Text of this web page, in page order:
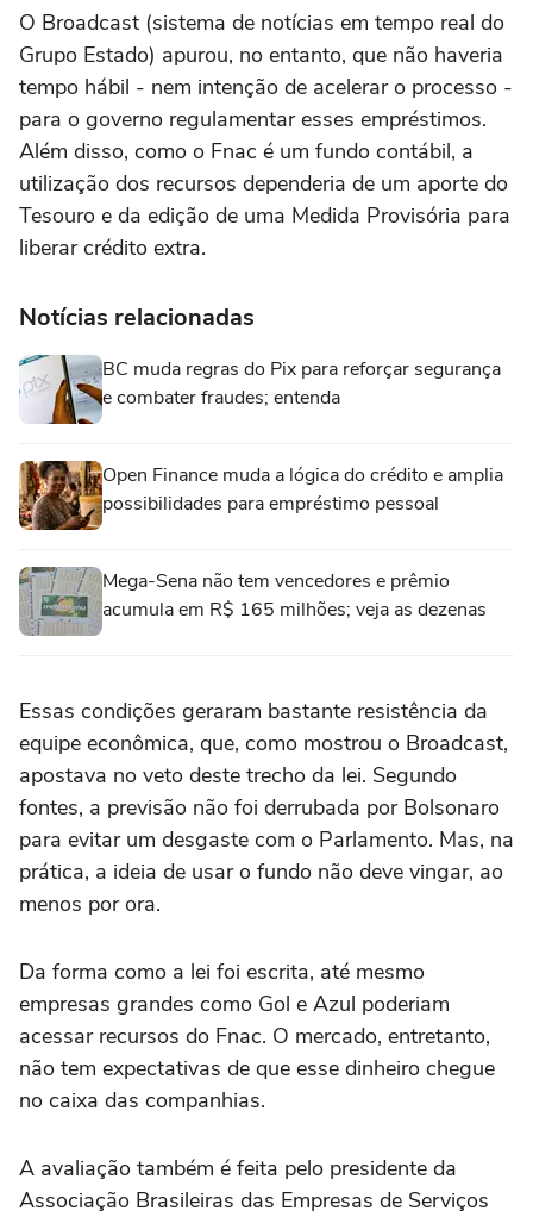
O Broadcast (sistema de notícias em tempo real do
Grupo Estado) apurou, no entanto, que não haveria
tempo hábil - nem intenção de acelerar o processo -
para o governo regulamentar esses empréstimos.
Além disso, como o Fnac é um fundo contábil, a
utilização dos recursos dependeria de um aporte do
Tesouro e da edição de uma Medida Provisória para
liberar crédito extra.
Notícias relacionadas
BC muda regras do Pix para reforçar segurança
e combater fraudes; entenda
Open Finance muda a lógica do crédito e amplia
possibilidades para empréstimo pessoal
Mega-Sena não tem vencedores e prêmio
acumula em R$ 165 milhões; veja as dezenas
Essas condições geraram bastante resistência da
equipe econômica, que, como mostrou o Broadcast,
apostava no veto deste trecho da lei. Segundo
fontes, a previsão não foi derrubada por Bolsonaro
para evitar um desgaste com o Parlamento. Mas, na
prática, a ideia de usar o fundo não deve vingar, ao
menos por ora.
Da forma como a lei foi escrita, até mesmo
empresas grandes como Gol e Azul poderiam
acessar recursos do Fnac. O mercado, entretanto,
não tem expectativas de que esse dinheiro chegue
no caixa das companhias.
A avaliação também é feita pelo presidente da
Associação Brasileiras das Empresas de Serviços